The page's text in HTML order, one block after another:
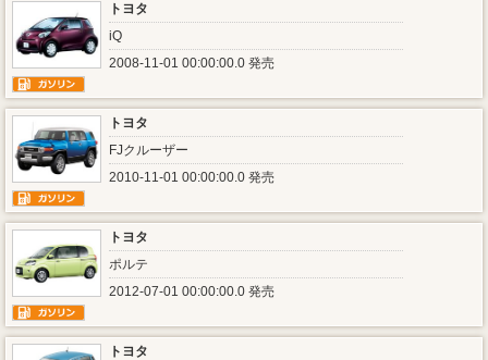
トヨタ
iQ
2008-11-01 00:00:00.0 発売
トヨタ
FJクルーザー
2010-11-01 00:00:00.0 発売
トヨタ
ポルテ
2012-07-01 00:00:00.0 発売
トヨタ